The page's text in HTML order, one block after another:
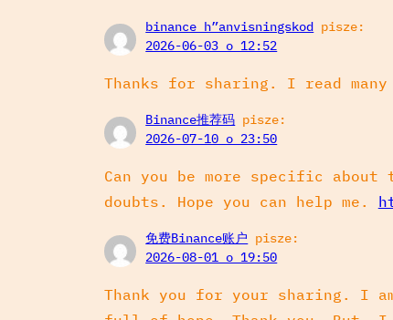
binance h”anvisningskod pisze:
2026-06-03 o 12:52
Thanks for sharing. I read
Binance推荐码 pisze:
2026-07-10 o 23:50
Can you be more specific
doubts. Hope you can help me.
免费Binance账户 pisze:
2026-08-01 o 19:50
Thank you for your sharing. I